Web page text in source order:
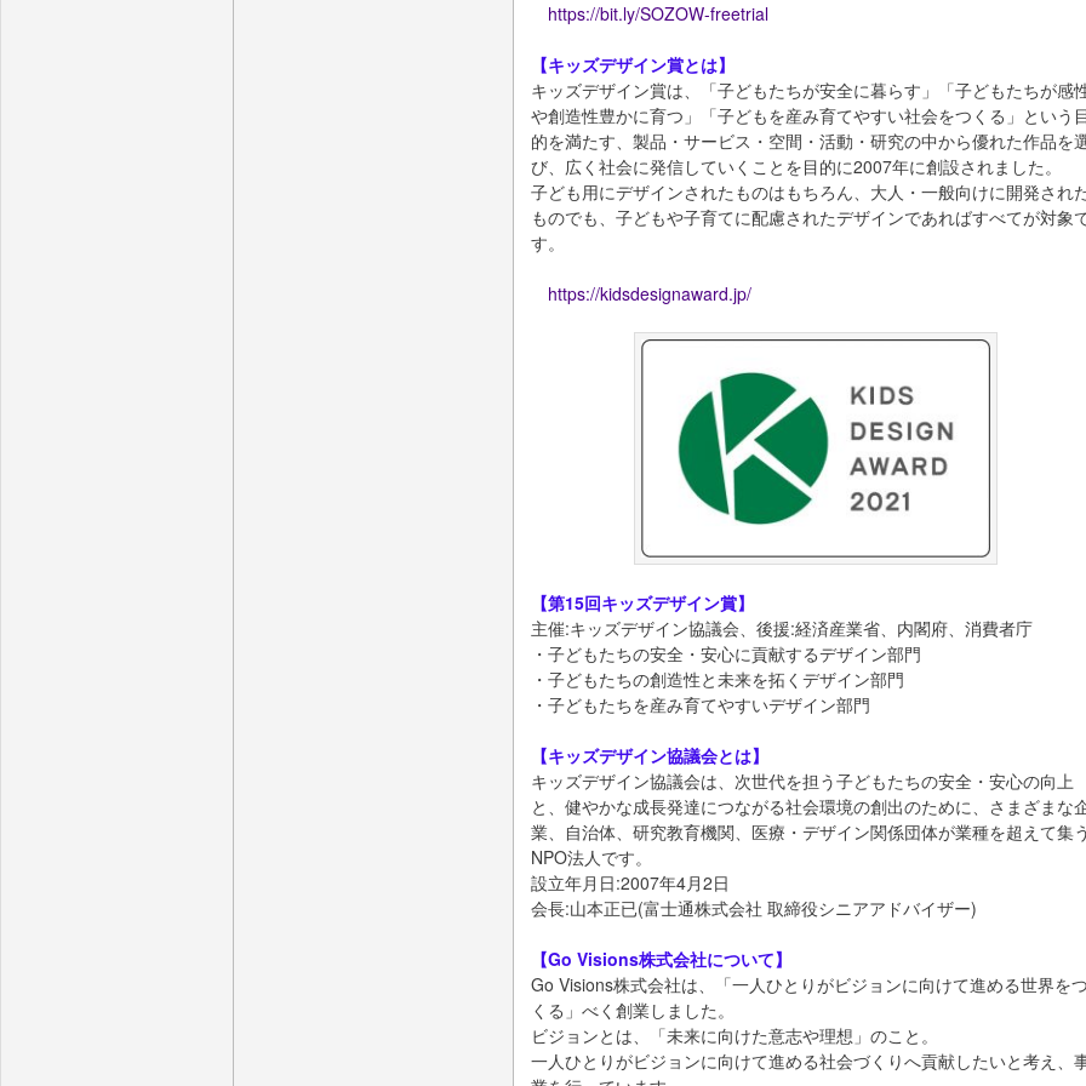
https://bit.ly/SOZOW-freetrial
【キッズデザイン賞とは】
キッズデザイン賞は、「子どもたちが安全に暮らす」「子どもたちが感
や創造性豊かに育つ」「子どもを産み育てやすい社会をつくる」という
的を満たす、製品・サービス・空間・活動・研究の中から優れた作品を
び、広く社会に発信していくことを目的に2007年に創設されました。
子ども用にデザインされたものはもちろん、大人・一般向けに開発され
ものでも、子どもや子育てに配慮されたデザインであればすべてが対象
す。
https://kidsdesignaward.jp/
【第15回キッズデザイン賞】
主催:キッズデザイン協議会、後援:経済産業省、内閣府、消費者庁
・子どもたちの安全・安心に貢献するデザイン部門
・子どもたちの創造性と未来を拓くデザイン部門
・子どもたちを産み育てやすいデザイン部門
【キッズデザイン協議会とは】
キッズデザイン協議会は、次世代を担う子どもたちの安全・安心の向上
と、健やかな成長発達につながる社会環境の創出のために、さまざまな
業、自治体、研究教育機関、医療・デザイン関係団体が業種を超えて集う
NPO法人です。
設立年月日:2007年4月2日
会長:山本正已(富士通株式会社 取締役シニアアドバイザー)
【Go Visions株式会社について】
Go Visions株式会社は、「一人ひとりがビジョンに向けて進める世界をつ
くる」べく創業しました。
ビジョンとは、「未来に向けた意志や理想」のこと。
一人ひとりがビジョンに向けて進める社会づくりへ貢献したいと考え、